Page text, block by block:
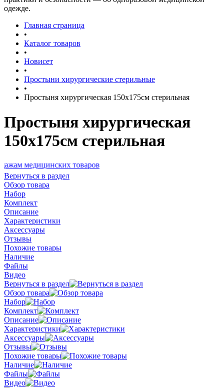
одежде.
Главная страница
•
Каталог товаров
•
Новисет
•
Простыни хирургические стерильные
•
Простыня хирургическая 150х175см стерильная
Простыня хирургическая
150х175см стерильная
товаров
Вернуться в раздел
Обзор товара
Набор
Комплект
Описание
Характеристики
Аксессуары
Отзывы
Похожие товары
Наличие
Файлы
Видео
Вернуться в раздел
Обзор товара
Набор
Комплект
Описание
Характеристики
Аксессуары
Отзывы
Похожие товары
Наличие
Файлы
Видео